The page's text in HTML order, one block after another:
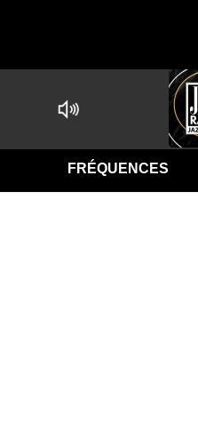
FRÉQUENCES